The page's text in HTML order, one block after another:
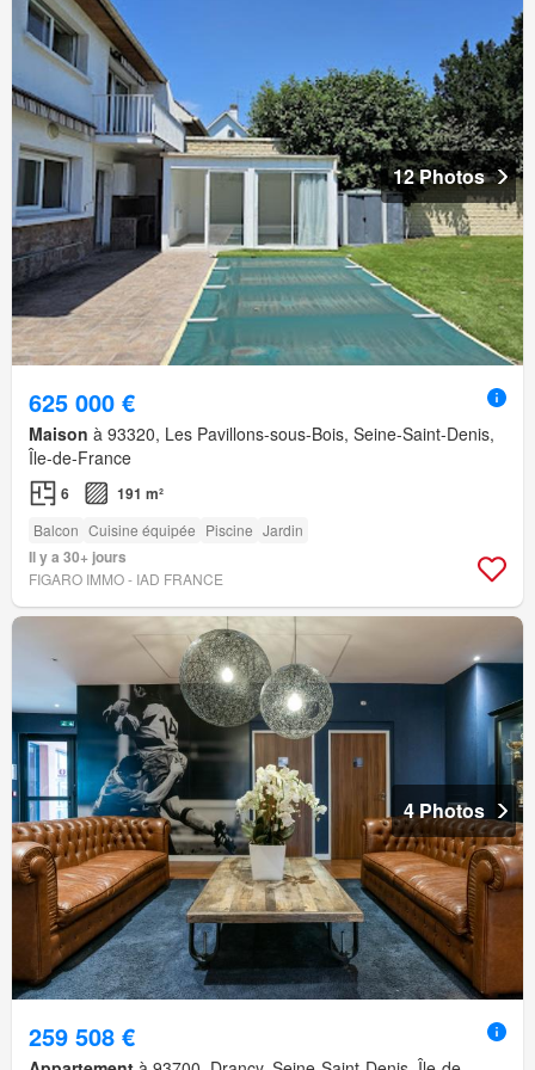
12 Photos
625 000 €
Maison à 93320, Les Pavillons-sous-Bois, Seine-Saint-Denis,
Île-de-France
6 191 m²
Balcon Cuisine équipée Piscine Jardin
Il y a 30+ jours
FIGARO IMMO - IAD FRANCE
4 Photos
259 508 €